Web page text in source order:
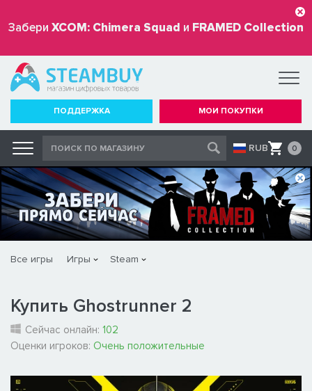
Забери XCOM: Chimera Squad и FRAMED Collection
бесплатно
ПОДДЕРЖКА МОИ ПОКУПКИ
RUB 0
Все игры Игры Steam
Купить Ghostrunner 2
Сейчас онлайн: 102
Оценки игроков: Очень положительные